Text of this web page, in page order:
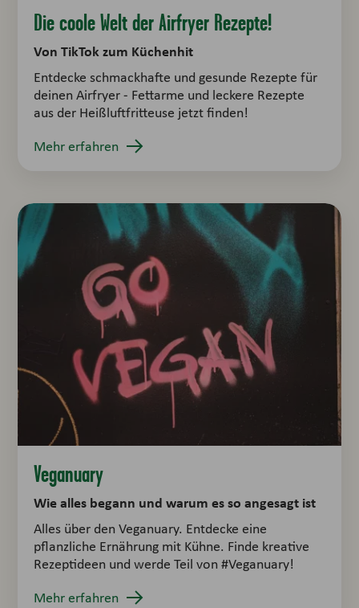
Die coole Welt der Airfryer Rezepte!
Von TikTok zum Küchenhit
Entdecke schmackhafte und gesunde Rezepte für
deinen Airfryer - Fettarme und leckere Rezepte
aus der Heißluftfritteuse jetzt finden!
Mehr erfahren
Veganuary
Wie alles begann und warum es so angesagt ist
Alles über den Veganuary. Entdecke eine
pflanzliche Ernährung mit Kühne. Finde kreative
Rezeptideen und werde Teil von #Veganuary!
Mehr erfahren